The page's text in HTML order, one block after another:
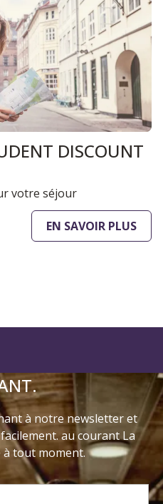
DISCOUNT
votre séjour
EN SAVOIR PLUS
à notre newsletter et
au courant La
tout moment.